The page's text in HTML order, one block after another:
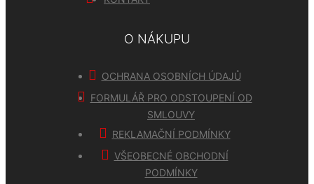
O NÁKUPU
OCHRANA OSOBNÍCH ÚDAJŮ
FORMULÁŘ PRO ODSTOUPENÍ OD
SMLOUVY
REKLAMAČNÍ PODMÍNKY
VŠEOBECNÉ OBCHODNÍ
PODMÍNKY